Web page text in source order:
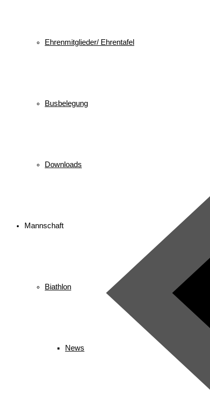
Ehrenmitglieder/ Ehrentafel
Busbelegung
Downloads
Mannschaft
Biathlon
News